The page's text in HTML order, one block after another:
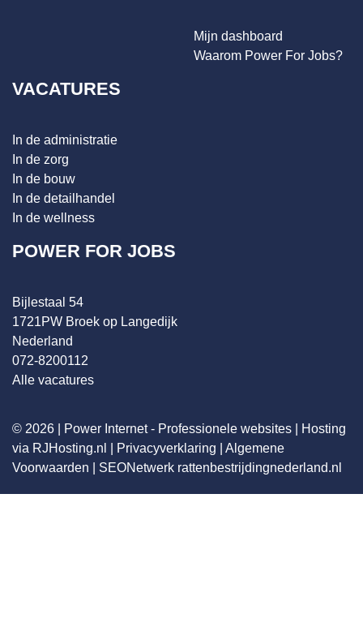
Mijn dashboard
Waarom Power For Jobs?
VACATURES
In de administratie
In de zorg
In de bouw
In de detailhandel
In de wellness
POWER FOR JOBS
Bijlestaal 54
1721PW Broek op Langedijk
Nederland
072-8200112
Alle vacatures
© 2026 | Power Internet - Professionele websites
Hosting
via RJHosting.nl
Privacyverklaring
Algemene
Voorwaarden
SEONetwerk rattenbestrijdingnederland.nl